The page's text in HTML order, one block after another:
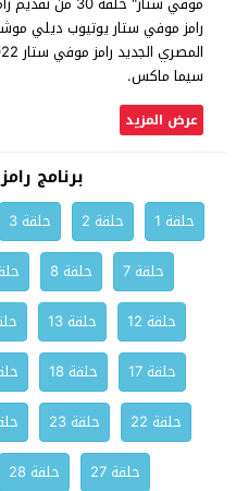
رامز موفي ستار يوتيوب ديلي
سيما ماكس.
عرض المزيد
برنامج
حلقة 1 حلقة 2 حلقة 3
حلقة 7
حلقة 8
حلقة 12
حلقة 13
حلقة 17
حلقة 18
حلقة 22
حلقة 23
حلقة 27
حلقة 28